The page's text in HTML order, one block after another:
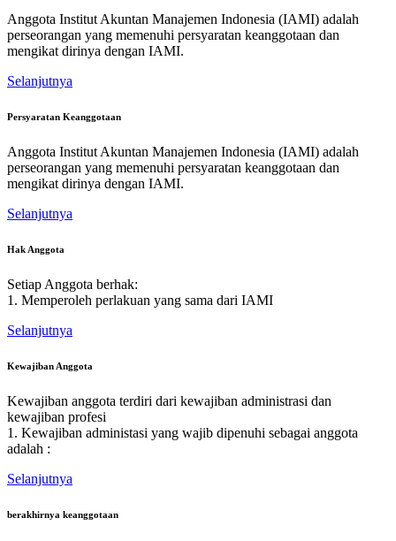
Anggota Institut Akuntan Manajemen Indonesia (IAMI) adalah
perseorangan yang memenuhi persyaratan keanggotaan dan
mengikat dirinya dengan IAMI.
Selanjutnya
Persyaratan Keanggotaan
Anggota Institut Akuntan Manajemen Indonesia (IAMI) adalah
perseorangan yang memenuhi persyaratan keanggotaan dan
mengikat dirinya dengan IAMI.
Selanjutnya
Hak Anggota
Setiap Anggota berhak:
1. Memperoleh perlakuan yang sama dari IAMI
Selanjutnya
Kewajiban Anggota
Kewajiban anggota terdiri dari kewajiban administrasi dan
kewajiban profesi
1. Kewajiban administasi yang wajib dipenuhi sebagai anggota
adalah :
Selanjutnya
berakhirnya keanggotaan